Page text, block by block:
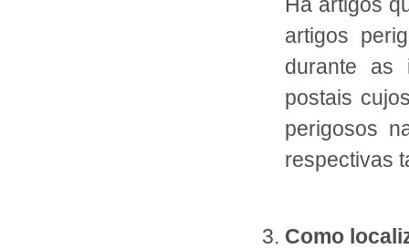
artigos
durante as
postais
perigosos
respectivas
Como